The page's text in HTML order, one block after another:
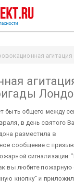
быть общего между
в день святого
разместила в
сообщение с
сигнализации:
вы любите пожарную
кнопку" и